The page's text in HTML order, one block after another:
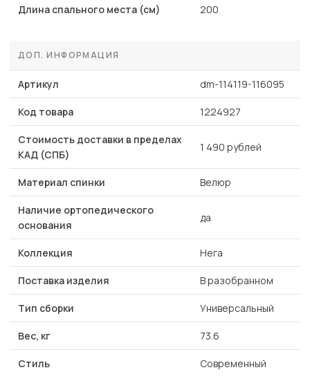
Длина спального места (см) 200
ДОП. ИНФОРМАЦИЯ
Артикул dm-114119-116095
Код товара 1224927
Стоимость доставки в пределах
КАД (СПБ)
1 490 рублей
Материал спинки Велюр
Наличие ортопедического
основания
да
Коллекция Нега
Поставка изделия В разобранном
Тип сборки Универсальный
Вес, кг 73.6
Стиль Современный